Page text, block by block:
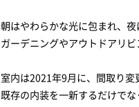
朝はやわらかな光に包まれ、夜
ガーデニングやアウトドアリ
室内は2021年9月に、間取り変
既存の内装を一新するだけで